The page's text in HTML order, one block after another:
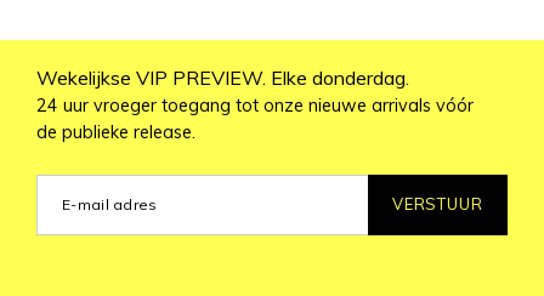
Wekelijkse VIP PREVIEW. Elke donderdag.
24 uur vroeger toegang tot onze nieuwe arrivals vóór
de publieke release.
VERSTUUR